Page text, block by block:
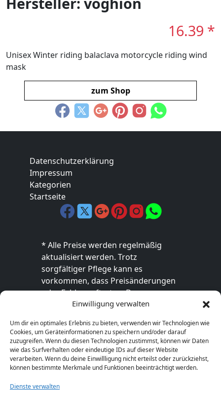
Einwilligung verwalten
Um dir ein optimales Erlebnis zu bieten, verwenden wir Technologien wie
Cookies, um Geräteinformationen zu speichern und/oder darauf
zuzugreifen. Wenn du diesen Technologien zustimmst, können wir Daten
wie das Surfverhalten oder eindeutige IDs auf dieser Website
verarbeiten. Wenn du deine Einwillligung nicht erteilst oder zurückziehst,
können bestimmte Merkmale und Funktionen beeinträchtigt werden.
Dienste verwalten
16.39 *
Unisex Winter riding balaclava motorcycle riding wind
mask
zum Shop
Datenschutzerklärung
Impressum
Kategorien
Startseite
* Alle Preise werden regelmäßig
aktualisiert werden. Trotz
sorgfältiger Pflege kann es
vorkommen, dass Preisänderungen
oder Fehler auftreten. Der
endgültige Preis sowie die
ausschließlich im jeweiligen Online-
Shop des Anbieters verbindlich. Bitte
überprüfe den Preis vor dem Kauf
direkt beim Händler.